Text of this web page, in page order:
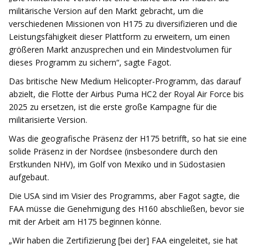
militärische Version auf den Markt gebracht, um die
verschiedenen Missionen von H175 zu diversifizieren und die
Leistungsfähigkeit dieser Plattform zu erweitern, um einen
größeren Markt anzusprechen und ein Mindestvolumen für
dieses Programm zu sichern“, sagte Fagot.
Das britische New Medium Helicopter-Programm, das darauf
abzielt, die Flotte der Airbus Puma HC2 der Royal Air Force bis
2025 zu ersetzen, ist die erste große Kampagne für die
militarisierte Version.
Was die geografische Präsenz der H175 betrifft, so hat sie eine
solide Präsenz in der Nordsee (insbesondere durch den
Erstkunden NHV), im Golf von Mexiko und in Südostasien
aufgebaut.
Die USA sind im Visier des Programms, aber Fagot sagte, die
FAA müsse die Genehmigung des H160 abschließen, bevor sie
mit der Arbeit am H175 beginnen könne.
„Wir haben die Zertifizierung [bei der] FAA eingeleitet, sie hat